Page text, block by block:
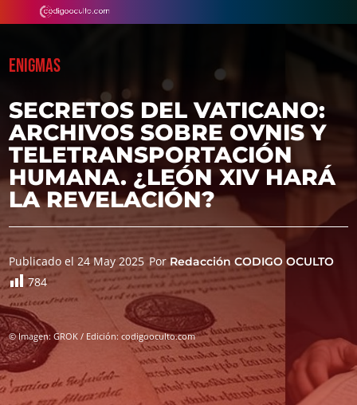
ENIGMAS
SECRETOS DEL VATICANO:
ARCHIVOS SOBRE OVNIS Y
TELETRANSPORTACIÓN
HUMANA. ¿LEÓN XIV HARÁ
LA REVELACIÓN?
Publicado el 24 May 2025 Por Redacción CODIGO OCULTO
784
© Imagen: GROK / Edición: codigooculto.com